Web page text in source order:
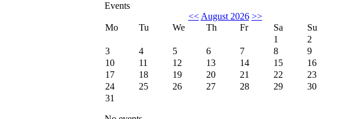
Events
<< August 2026 >>
Mo
Tu We Th Fr Sa
Su
1
2
3
4 5 6 7 8
9
10
11 12 13 14 15
16
17
18 19 20 21 22
23
24
25 26 27 28 29
30
31